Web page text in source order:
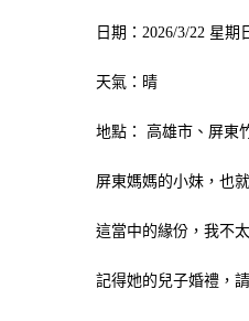
日期：2026/3/22 星期
天氣：晴
地點： 高雄市、屏東
屏東媽媽的小妹，也
這當中的緣份，我不
記得她的兒子婚禮，